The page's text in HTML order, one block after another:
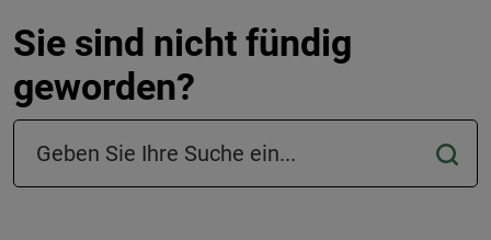
Sie sind nicht fündig
geworden?
Suchfeld in der Fußzeile